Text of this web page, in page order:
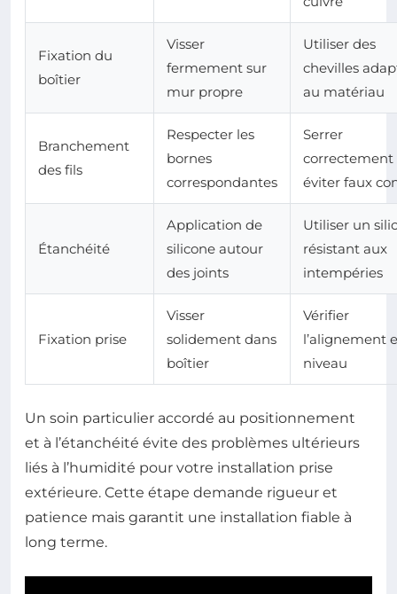
Fixation du
boîtier
Visser
fermement sur
mur propre
Utiliser des
chevilles
au matériau
Branchement
des fils
Respecter les
bornes
correspondantes
Serrer
correctement
éviter faux
Étanchéité
Application de
silicone autour
des joints
Utiliser un
résistant aux
intempéries
Fixation prise
Visser
solidement dans
boîtier
Vérifier
l’alignement
niveau
Un soin particulier accordé au positionnement
et à l’étanchéité évite des problèmes ultérieurs
liés à l’humidité pour votre installation prise
extérieure. Cette étape demande rigueur et
patience mais garantit une installation fiable à
long terme.